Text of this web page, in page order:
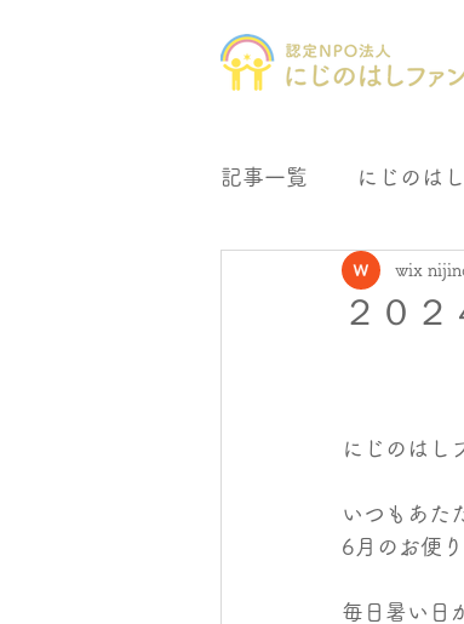
記事一覧 にじのは
にじの森文庫
２０
wix
にじのはし
いつもあた
6月のお便
毎日暑い日